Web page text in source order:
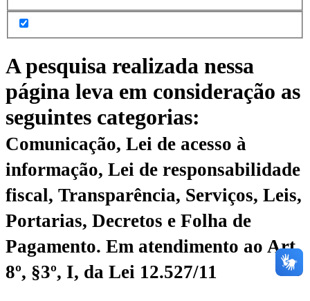
A pesquisa realizada nessa
página leva em consideração as
seguintes categorias:
Comunicação, Lei de acesso à
informação, Lei de responsabilidade
fiscal, Transparência, Serviços, Leis,
Portarias, Decretos e Folha de
Pagamento. Em atendimento ao Art.
8º, §3º, I, da Lei 12.527/11